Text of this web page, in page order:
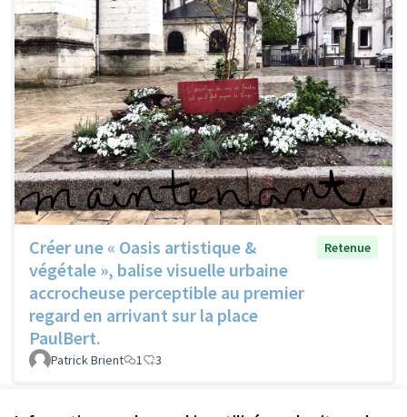
Créer une « Oasis artistique &
végétale », balise visuelle urbaine
accrocheuse perceptible au premier
regard en arrivant sur la place
PaulBert.
Retenue
Patrick Brient 1 3